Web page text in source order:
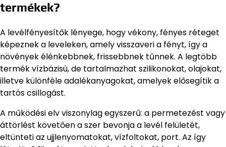
termékek?
A levélfényesítők lényege, hogy vékony, fényes réteget
képeznek a leveleken, amely visszaveri a fényt, így a
növények élénkebbnek, frissebbnek tűnnek. A legtöbb
termék vízbázisú, de tartalmazhat szilikonokat, olajokat,
illetve különféle adalékanyagokat, amelyek elősegítik a
tartós csillogást.
A működési elv viszonylag egyszerű: a permetezést vagy
áttörlést követően a szer bevonja a levél felületét,
eltünteti az ujjlenyomatokat, vízfoltokat, port. Az így